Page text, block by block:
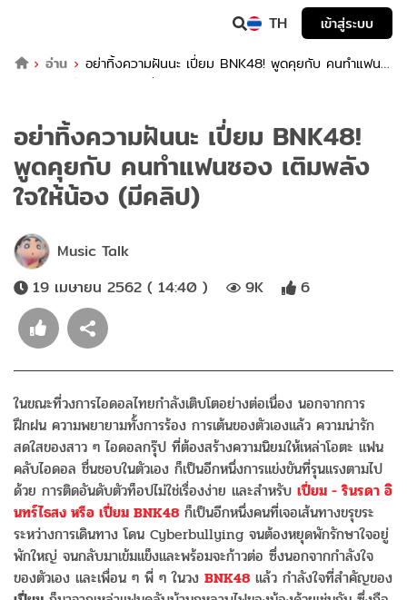
TH
เข้าสู่ระบบ
อ่าน
อย่าทิ้งความฝันนะ เปี่ยม BNK48! พูดคุยกับ คนทำแฟน
ซอง เติมพลังใจให้น้อง (มีคลิป)
อย่าทิ้งความฝันนะ เปี่ยม BNK48!
พูดคุยกับ คนทำแฟนซอง เติมพลัง
ใจให้น้อง (มีคลิป)
Music Talk
19 เมษายน 2562 ( 14:40 )
9K 6
ในขณะที่วงการไอดอลไทยกำลังเติบโตอย่างต่อเนื่อง นอกจากการ
ฝึกฝน ความพยายามทั้งการร้อง การเต้นของตัวเองแล้ว ความน่ารัก
สดใสของสาว ๆ ไอดอลกรุ๊ป ที่ต้องสร้างความนิยมให้เหล่าโอตะ แฟน
คลับไอดอล ชื่นชอบในตัวเอง ก็เป็นอีกหนึ่งการแข่งขันที่รุนแรงตามไป
ด้วย การติดอันดับตัวท็อปไม่ใช่เรื่องง่าย และสำหรับ เปี่ยม - รินรดา อิ
นทร์ไธสง หรือ เปี่ยม BNK48 ก็เป็นอีกหนึ่งคนที่เจอเส้นทางขรุขระ
ระหว่างการเดินทาง โดน Cyberbullying จนต้องหยุดพักรักษาใจอยู่
พักใหญ่ จนกลับมาเข้มแข็งและพร้อมจะก้าวต่อ ซึ่งนอกจากกำลังใจ
ของตัวเอง และเพื่อน ๆ พี่ ๆ ในวง BNK48 แล้ว กำลังใจที่สำคัญของ